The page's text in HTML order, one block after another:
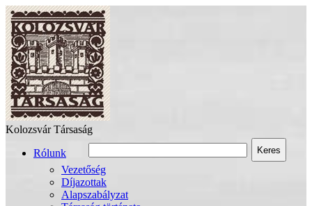
Kolozsvár Társaság
Keres
Rólunk
Vezetőség
Díjazottak
Alapszabályzat